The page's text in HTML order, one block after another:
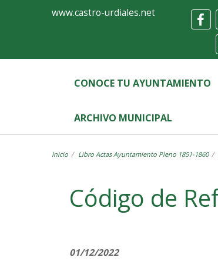
FormularioAyuntamiento
Castro-
Urdiales
www.castro-urdiales.net
CONOCE TU AYUNTAMIENTO
ARCHIVO MUNICIPAL
Inicio Libro Actas Ayuntamiento Pleno 1851-1860
Código de
01/12/2022